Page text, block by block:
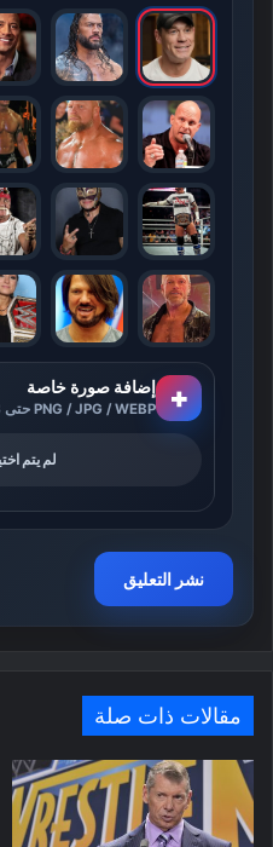
+ إضافة صورة خاصة
PNG / JPG / WEBP حتى 2MB
لم يتم
مقالات ذات صلة